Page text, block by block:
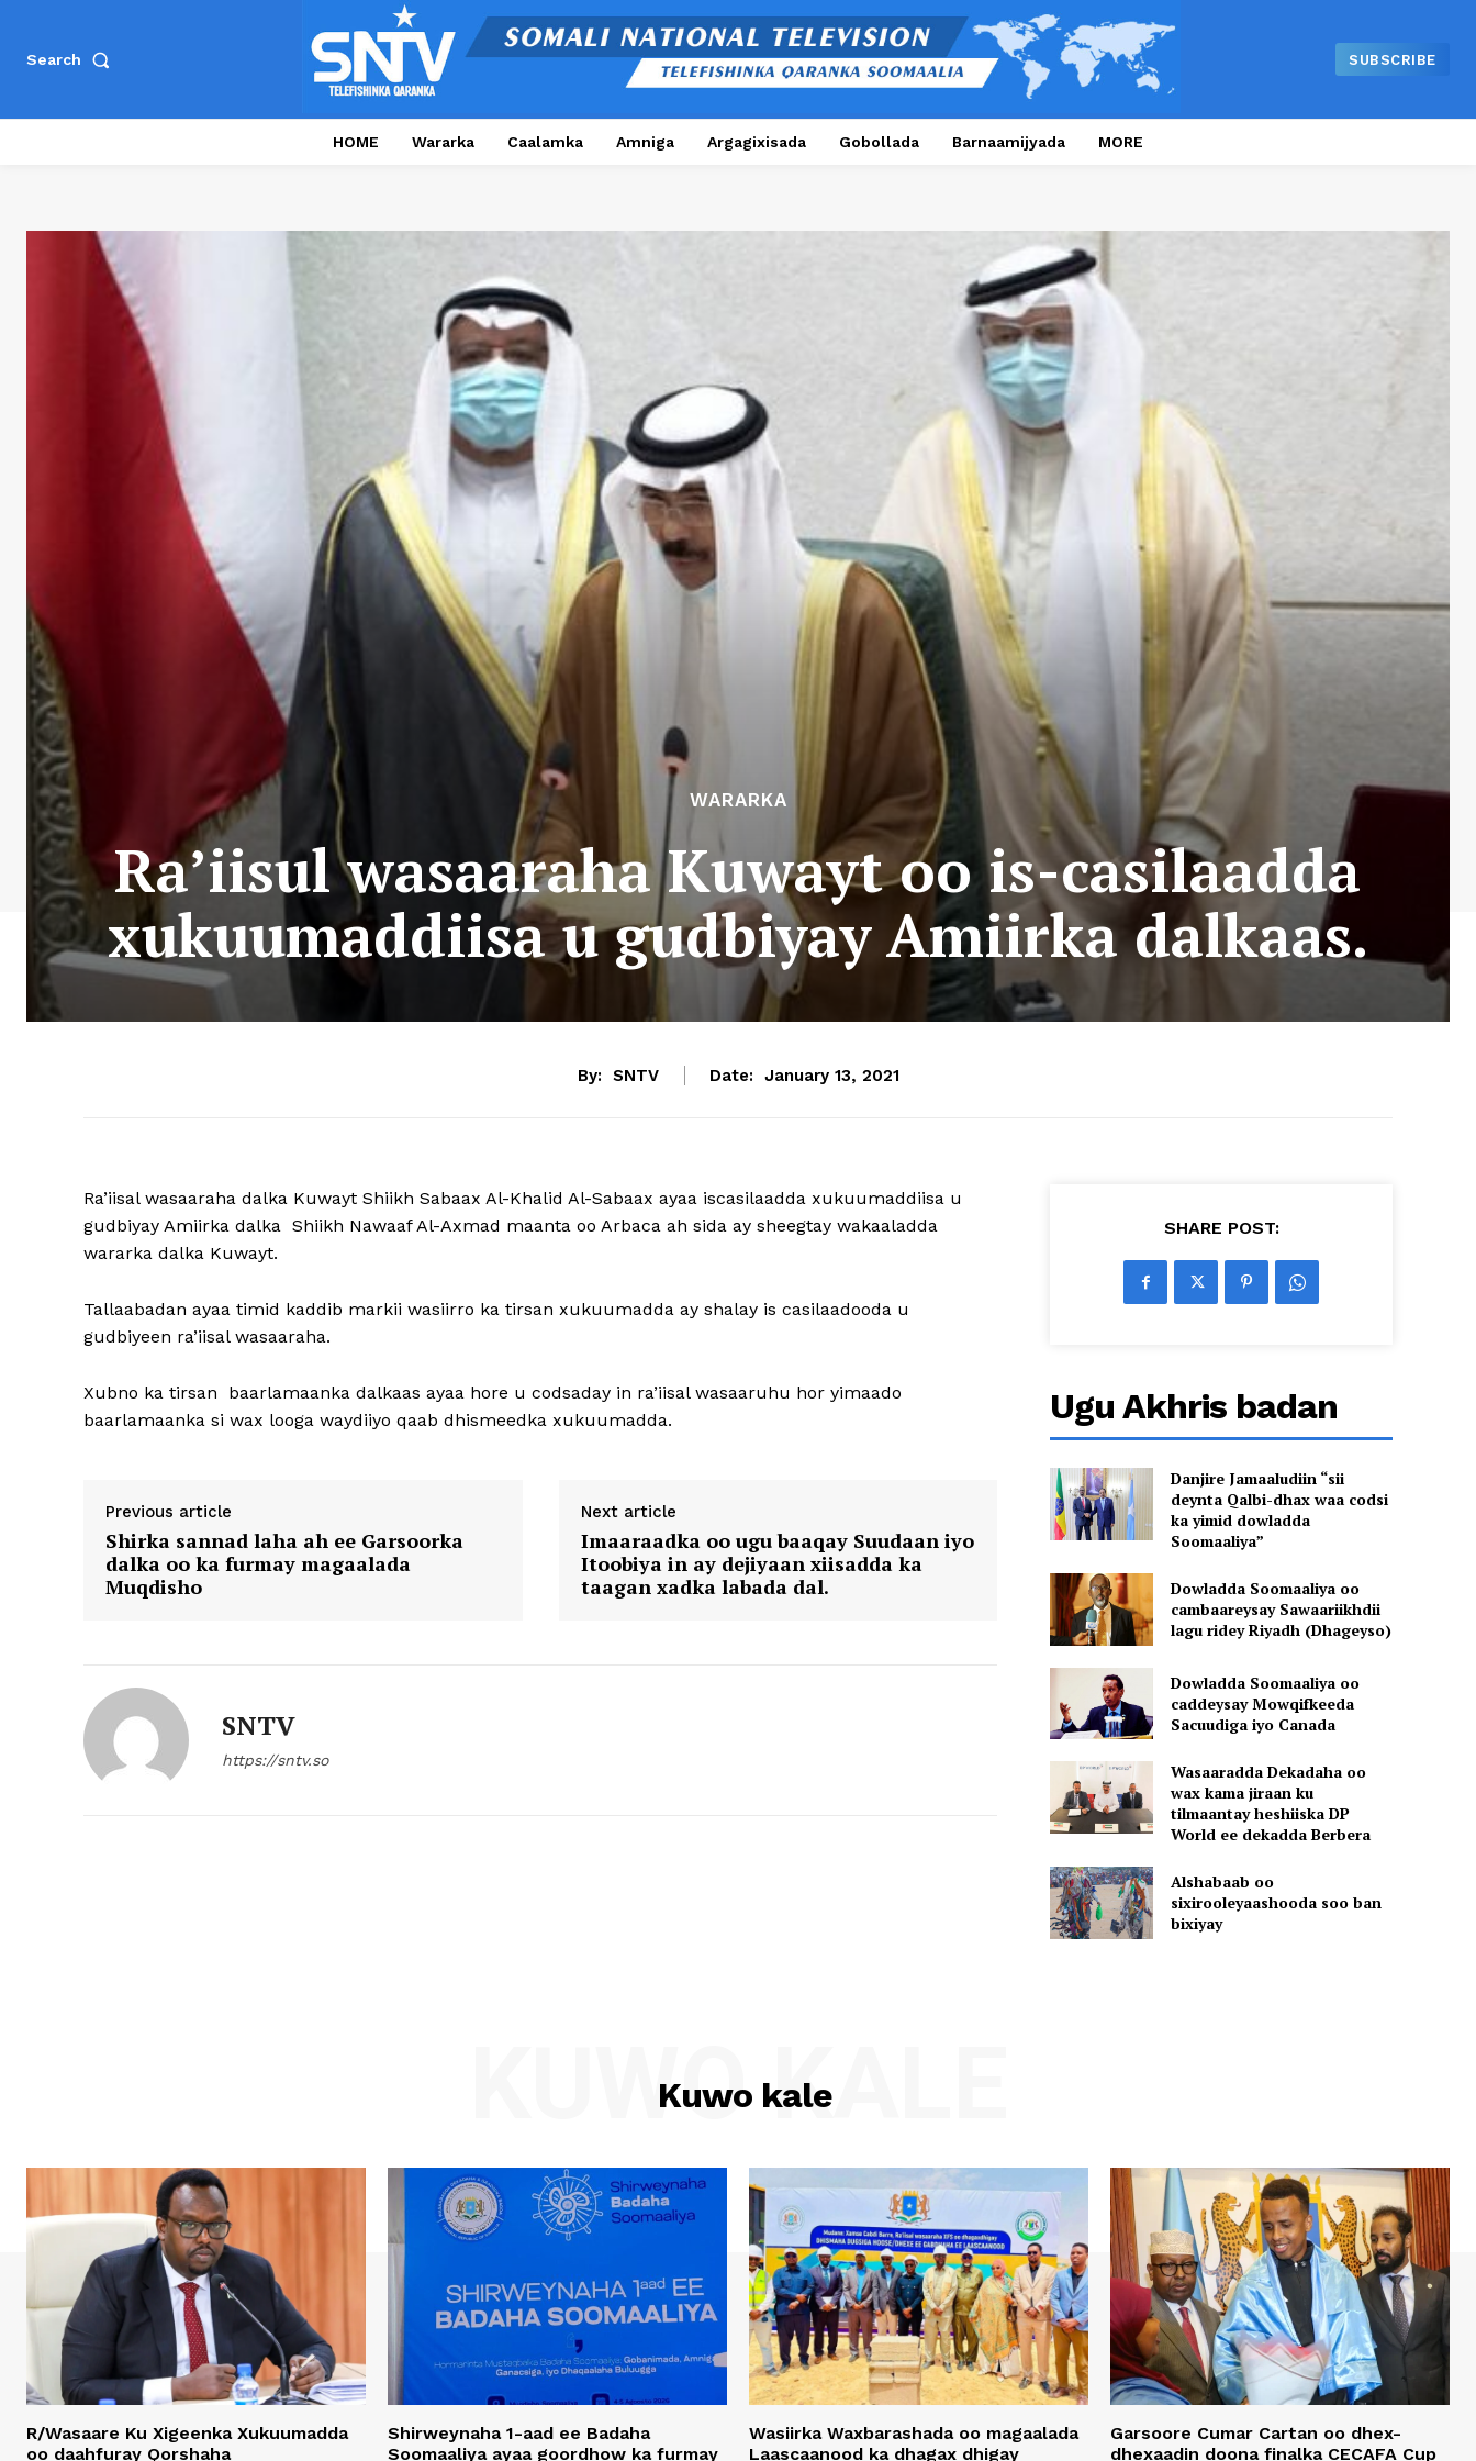
Search SUBSCRIBE
HOME Wararka Caalamka Amniga Argagixisada Gobollada Barnaamijyada MORE
WARARKA
Ra’iisul wasaaraha Kuwayt oo is-casilaadda
xukuumaddiisa u gudbiyay Amiirka dalkaas.
By: SNTV Date: January 13, 2021
Ra’iisal wasaaraha dalka Kuwayt Shiikh Sabaax Al-Khalid Al-Sabaax ayaa iscasilaadda xukuumaddiisa u
gudbiyay Amiirka dalka Shiikh Nawaaf Al-Axmad maanta oo Arbaca ah sida ay sheegtay wakaaladda
wararka dalka Kuwayt.
Tallaabadan ayaa timid kaddib markii wasiirro ka tirsan xukuumadda ay shalay is casilaadooda u
gudbiyeen ra’iisal wasaaraha.
Xubno ka tirsan baarlamaanka dalkaas ayaa hore u codsaday in ra’iisal wasaaruhu hor yimaado
baarlamaanka si wax looga waydiiyo qaab dhismeedka xukuumadda.
Previous article
Shirka sannad laha ah ee Garsoorka
dalka oo ka furmay magaalada
Muqdisho
Next article
Imaaraadka oo ugu baaqay Suudaan iyo
Itoobiya in ay dejiyaan xiisadda ka
taagan xadka labada dal.
SNTV
https://sntv.so
SHARE POST:
Ugu Akhris badan
Danjire Jamaaludiin “sii
deynta Qalbi-dhax waa codsi
ka yimid dowladda
Soomaaliya”
Dowladda Soomaaliya oo
cambaareysay Sawaariikhdii
lagu ridey Riyadh (Dhageyso)
Dowladda Soomaaliya oo
caddeysay Mowqifkeeda
Sacuudiga iyo Canada
Wasaaradda Dekadaha oo
wax kama jiraan ku
tilmaantay heshiiska DP
World ee dekadda Berbera
Alshabaab oo
sixirooleyaashooda soo ban
bixiyay
Kuwo kale
KUWO KALE
R/Wasaare Ku Xigeenka Xukuumadda
oo daahfuray Qorshaha
Shirweynaha 1-aad ee Badaha
Soomaaliya ayaa goordhow ka furmay
Wasiirka Waxbarashada oo magaalada
Laascaanood ka dhagax dhigay
Garsoore Cumar Cartan oo dhex-
dhexaadin doona finalka CECAFA Cup